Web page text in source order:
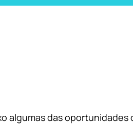
algumas das